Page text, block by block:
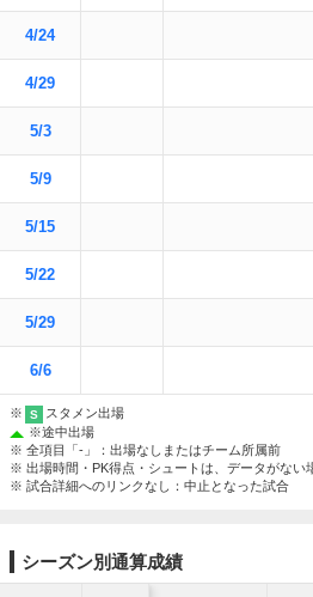
4/24
4/29
5/3
5/9
5/15
5/22
5/29
6/6
※ S
スタメン出場
※途中出場
※ 全項目「-」：出場なしまたはチーム所属前
※ 出場時間・PK得点・シュートは、データがない
※ 試合詳細へのリンクなし：中止となった試合
シーズン別通算成績